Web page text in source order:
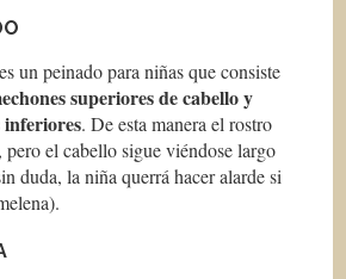
un peinado para niñas que consiste
superiores de cabello y
inferiores. De esta manera el rostro
pero el cabello sigue viéndose largo
duda, la niña querrá hacer alarde si